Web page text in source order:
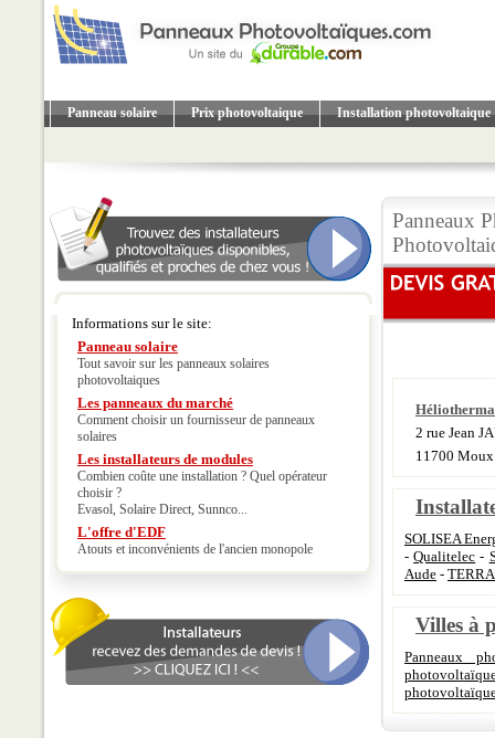
Panneau solaire Prix photovoltaique Installation photovoltaique
Informations sur le site:
Panneau solaire
Tout savoir sur les panneaux solaires
photovoltaiques
Les panneaux du marché
Comment choisir un fournisseur de panneaux
solaires
Les installateurs de modules
Combien coûte une installation ? Quel opérateur
choisir ?
Evasol, Solaire Direct, Sunnco...
L'offre d'EDF
Atouts et inconvénients de l'ancien monopole
Panneaux
Héliotherma
2 rue Jean
11700 Moux
SOLISEA
-Qualitelec -
Aude -
Villes à
Panneaux